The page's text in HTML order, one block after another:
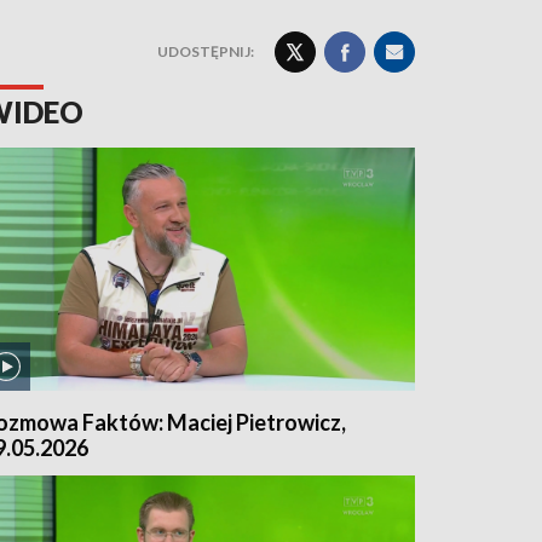
UDOSTĘPNIJ:
Faktów: Maciej Pietrowicz,